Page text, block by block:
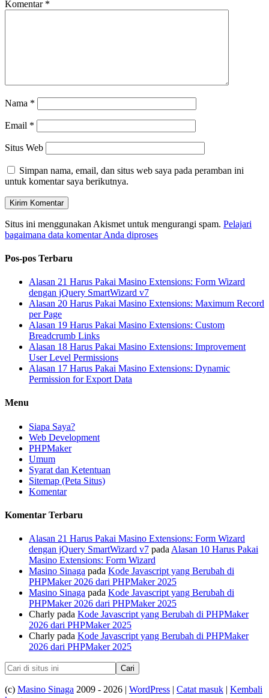
Komentar *
Nama *
Email *
Situs Web
Simpan nama, email, dan situs web saya pada peramban ini
untuk komentar saya berikutnya.
Situs ini menggunakan Akismet untuk mengurangi spam. Pelajari
bagaimana data komentar Anda diproses
Pos-pos Terbaru
Alasan 21 Harus Pakai Masino Extensions: Form Wizard
dengan jQuery SmartWizard v7
Alasan 20 Harus Pakai Masino Extensions: Maximum Record
per Page
Alasan 19 Harus Pakai Masino Extensions: Custom
Breadcrumb Links
Alasan 18 Harus Pakai Masino Extensions: Improvement
User Level Permissions
Alasan 17 Harus Pakai Masino Extensions: Dynamic
Permission for Export Data
Menu
Siapa Saya?
Web Development
PHPMaker
Umum
Syarat dan Ketentuan
Sitemap (Peta Situs)
Komentar
Komentar Terbaru
Alasan 21 Harus Pakai Masino Extensions: Form Wizard
dengan jQuery SmartWizard v7 pada Alasan 10 Harus Pakai
Masino Extensions: Form Wizard
Masino Sinaga pada Kode Javascript yang Berubah di
PHPMaker 2026 dari PHPMaker 2025
Masino Sinaga pada Kode Javascript yang Berubah di
PHPMaker 2026 dari PHPMaker 2025
Charly pada Kode Javascript yang Berubah di PHPMaker
2026 dari PHPMaker 2025
Charly pada Kode Javascript yang Berubah di PHPMaker
2026 dari PHPMaker 2025
(c) Masino Sinaga 2009 - 2026 | WordPress | Catat masuk | Kembali